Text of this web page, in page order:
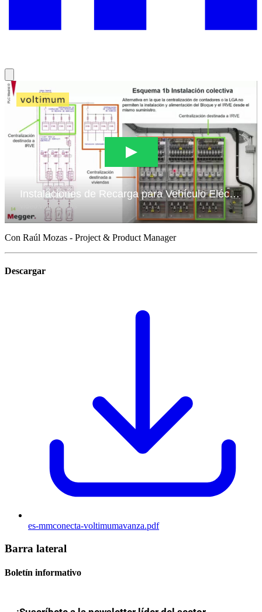
Con Raúl Mozas - Project & Product Manager
Descargar
es-mmconecta-voltimumavanza.pdf
Barra lateral
Boletín informativo